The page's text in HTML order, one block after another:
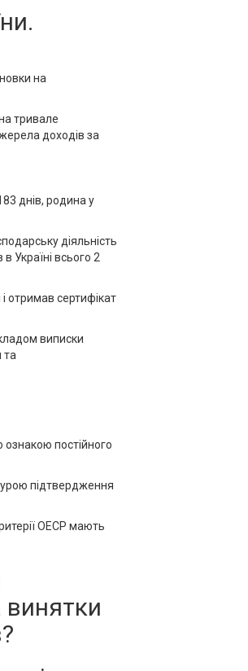
на
тривале
доходів за
днів, родина у
діяльність
Україні всього 2
отримав сертифікат
виписки
та
постійного
підтвердження
ОЕСР мають
винятки